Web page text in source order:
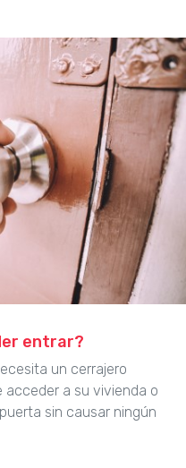
entrar?
un cerrajero
a su vivienda o
sin causar ningún